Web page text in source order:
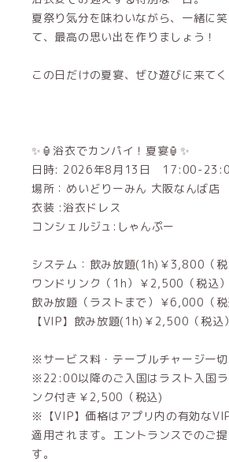
夏祭り気分を味わいながら、一緒に
て、最高の思い出を作りましょう！
この日だけの夏宴、ぜひ遊びに来て
✨🏮浴衣でカンパイ！夏宴🏮✨
日時: 2026年8月13日 17:00-
場所：めいどりーみん 大阪なんば店
衣装 :浴衣ドレス
コンシェルジュ:しゃんぷー
システム：飲み放題(1h)￥3,800（税
ワンドリンク（1h）￥2,500（税込）
飲み放題（ラストまで）￥6,000（税
【VIP】飲み放題(1h)￥2,500（税込）
※サービス料・テーブルチャージ一切
※22:00以降のご入国はラスト入国ラ
ンク付き￥2,500（税込)
※【VIP】価格はアプリ内の有効な
適用されます。エントランスでのご
す。